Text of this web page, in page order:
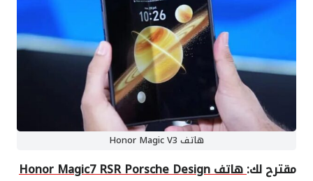
هاتف Honor Magic V3
مقترح لك:هاتف Honor Magic7 RSR Porsche Design